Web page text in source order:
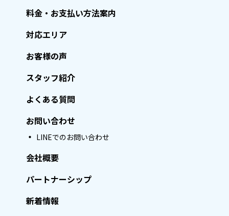
料金・お支払い方法案内
対応エリア
お客様の声
スタッフ紹介
よくある質問
お問い合わせ
LINEでのお問い合わせ
会社概要
パートナーシップ
新着情報